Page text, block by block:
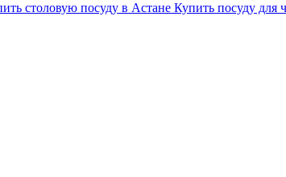
столовую посуду в Астане Купить посуду для